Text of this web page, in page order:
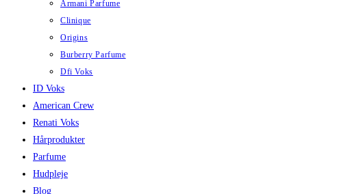
Armani Parfume
Clinique
Origins
Burberry Parfume
Dfi Voks
ID Voks
American Crew
Renati Voks
Hårprodukter
Parfume
Hudpleje
Blog